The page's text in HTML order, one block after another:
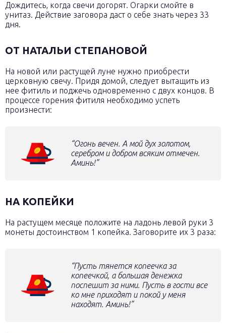
Дождитесь, когда свечи догорят. Огарки смойте в
унитаз. Действие заговора даст о себе знать через 33
дня.
ОТ НАТАЛЬИ СТЕПАНОВОЙ
На новой или растущей луне нужно приобрести
церковную свечу. Придя домой, следует вытащить из
нее фитиль и поджечь одновременно с двух концов. В
процессе горения фитиля необходимо успеть
произнести:
“Огонь вечен. А мой дух золотом,
серебром и добром всяким отмечен.
Аминь!”
НА КОПЕЙКИ
На растущем месяце положите на ладонь левой руки 3
монеты достоинством 1 копейка. Заговорите их 3 раза:
“Пусть тянется копеечка за
копеечкой, а большая денежка
поспешит за ними. Пусть в гости все
ко мне приходят и покой у меня
находят. Аминь!”